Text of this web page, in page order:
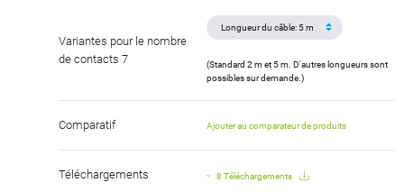
Variantes pour le nombre
de contacts 7
(Standard 2 m et 5 m. D'autres longueurs sont
possibles sur demande.)
Comparatif Ajouter au comparateur de produits
Téléchargements 8 Téléchargements